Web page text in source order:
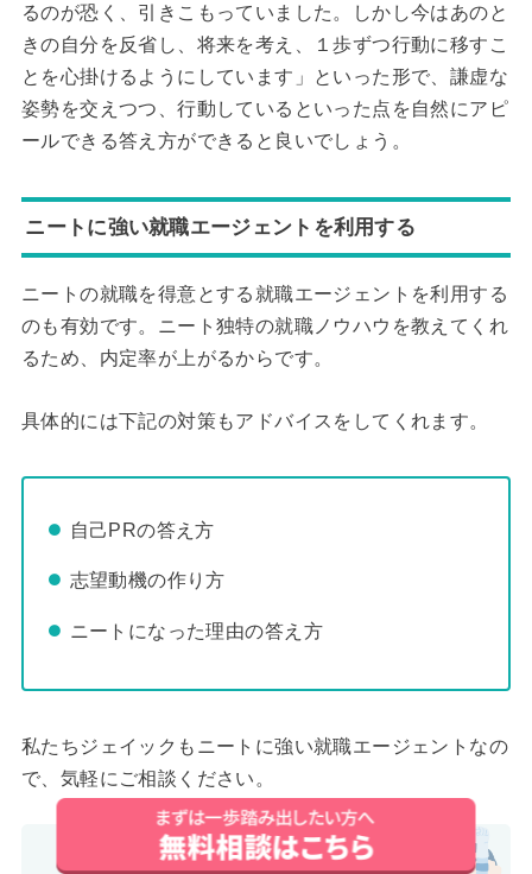
るのが恐く、引きこもっていました。しかし今はあのと
きの自分を反省し、将来を考え、１歩ずつ行動に移すこ
とを心掛けるようにしています」といった形で、謙虚な
姿勢を交えつつ、行動しているといった点を自然にアピ
ールできる答え方ができると良いでしょう。
ニートに強い就職エージェントを利用する
ニートの就職を得意とする就職エージェントを利用する
のも有効です。ニート独特の就職ノウハウを教えてくれ
るため、内定率が上がるからです。
具体的には下記の対策もアドバイスをしてくれます。
自己PRの答え方
志望動機の作り方
ニートになった理由の答え方
私たちジェイックもニートに強い就職エージェントなの
で、気軽にご相談ください。